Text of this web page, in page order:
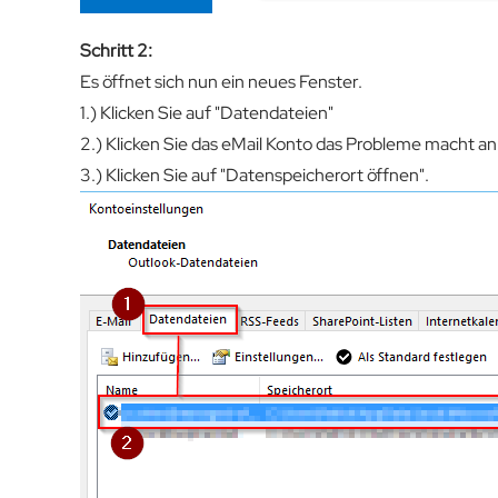
Schritt 2:
Es öffnet sich nun ein neues Fenster.
1.) Klicken Sie auf "Datendateien"
2.) Klicken Sie das eMail Konto das Probleme macht
3.) Klicken Sie auf "Datenspeicherort öffnen".